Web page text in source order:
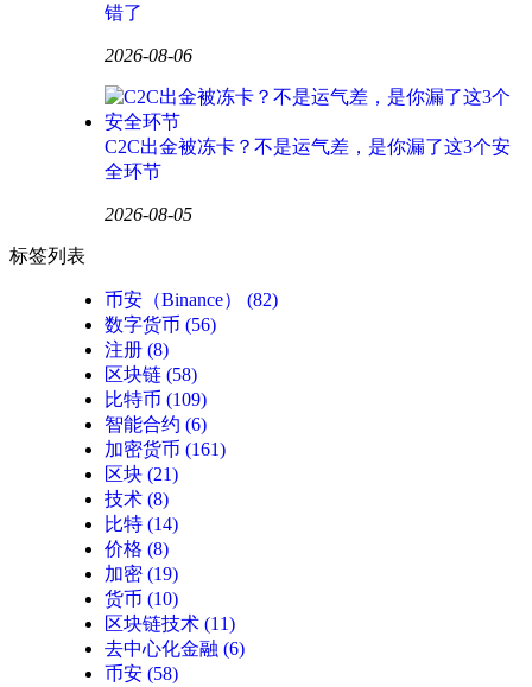
错了
2026-08-06
C2C出金被冻卡？不是运气差，是你漏了这3个安
全环节
2026-08-05
标签列表
币安（Binance）
(82)
数字货币 (56)
注册 (8)
区块链 (58)
比特币 (109)
智能合约 (6)
加密货币 (161)
区块 (21)
技术 (8)
比特 (14)
价格 (8)
加密 (19)
货币 (10)
区块链技术 (11)
去中心化金融 (6)
币安 (58)